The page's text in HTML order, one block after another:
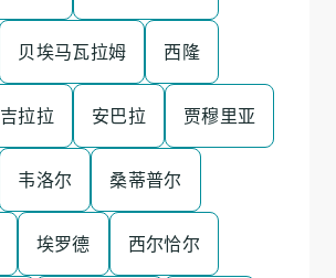
贝埃马瓦拉姆 西隆
吉拉拉 安巴拉 贾穆里亚
韦洛尔 桑蒂普尔
埃罗德 西尔恰尔